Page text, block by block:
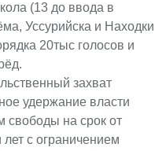
(13 до ввода в
Уссурийска и Находки
20тыс голосов и
захват
удержание власти
свободы на срок от
с ограничением